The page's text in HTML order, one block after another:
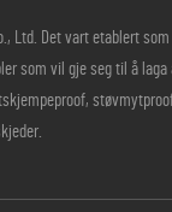
Ltd. Det vart etablert
som vil gje seg til å laga